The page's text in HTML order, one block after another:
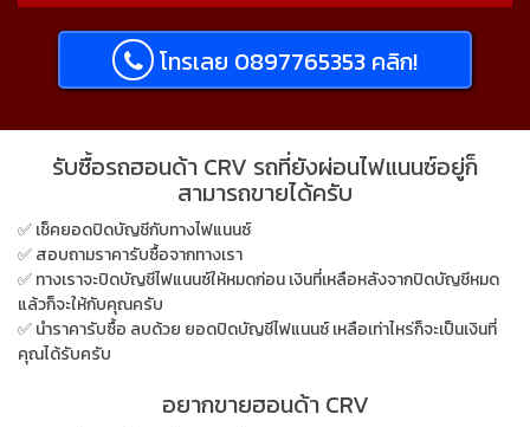
โทรเลย 0897765353 คลิก!
รับซื้อรถฮอนด้า CRV รถที่ยังผ่อนไฟแนนซ์อยู่ก็
สามารถขายได้ครับ
✅ เช็คยอดปิดบัญชีกับทางไฟแนนซ์
✅ สอบถามราคารับซื้อจากทางเรา
✅ ทางเราจะปิดบัญชีไฟแนนซ์ให้หมดก่อน เงินที่เหลือหลังจากปิดบัญชีหมด
แล้วก็จะให้กับคุณครับ
✅ นำราคารับซื้อ ลบด้วย ยอดปิดบัญชีไฟแนนซ์ เหลือเท่าไหร่ก็จะเป็นเงินที่
คุณได้รับครับ
อยากขายฮอนด้า CRV